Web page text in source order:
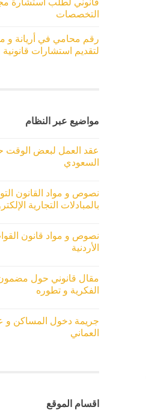
التخصصات
رقم محامي في أريانة و
لتقديم استشارات
مواضيع عبر النظام
عقد العمل لبعض
السعودي
نصوص و مواد القانون
بالمبادلات التجارية
نصوص و مواد قانون
الأردنية
مقال قانوني حول مضمون
الفكرية و تطوره
جريمة دخول المساكن و
العماني
اقسام الموقع